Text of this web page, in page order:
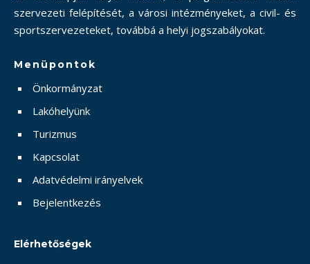
szervezeti felépítését, a városi intézményeket, a civil- és
sportszervezeteket, továbbá a helyi jogszabályokat.
Menüpontok
Önkormányzat
Lakóhelyünk
Turizmus
Kapcsolat
Adatvédelmi irányelvek
Bejelentkezés
Elérhetőségek